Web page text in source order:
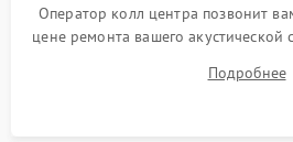
Оператор колл центра позвонит
цене ремонта вашего акустической
Подробнее